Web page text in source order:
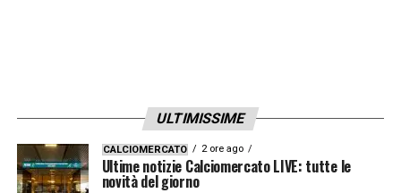
ULTIMISSIME
CALCIOMERCATO 2 ore ago
Ultime notizie Calciomercato LIVE: tutte le
novità del giorno